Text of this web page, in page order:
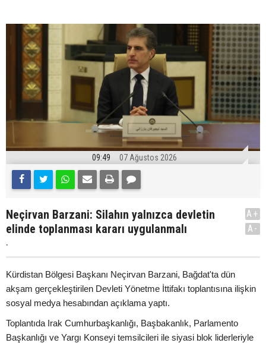
09:49 07 Ağustos 2026
Neçirvan Barzani: Silahın yalnızca devletin
elinde toplanması kararı uygulanmalı
.
A+
A-
Kürdistan Bölgesi Başkanı Neçirvan Barzani, Bağdat'ta dün
akşam gerçekleştirilen Devleti Yönetme İttifakı toplantısına ilişkin
sosyal medya hesabından açıklama yaptı.
Toplantıda Irak Cumhurbaşkanlığı, Başbakanlık, Parlamento
Başkanlığı ve Yargı Konseyi temsilcileri ile siyasi blok liderleriyle